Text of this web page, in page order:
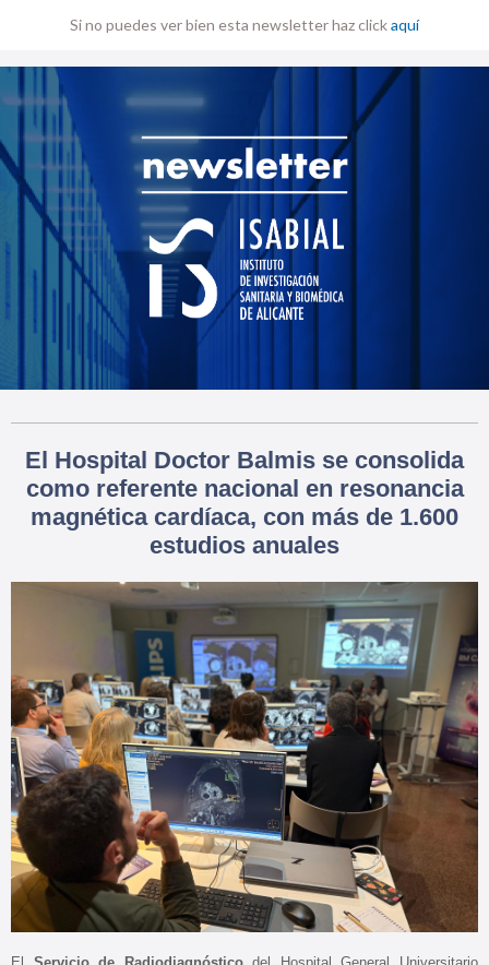
Si no puedes ver bien esta newsletter haz clickaquí
El Hospital Doctor Balmis se consolida
como referente nacional en resonancia
magnética cardíaca, con más de 1.600
estudios anuales